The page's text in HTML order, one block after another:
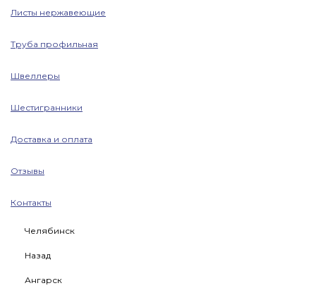
Листы нержавеющие
Труба профильная
Швеллеры
Шестигранники
Доставка и оплата
Отзывы
Контакты
Челябинск
Назад
Ангарск